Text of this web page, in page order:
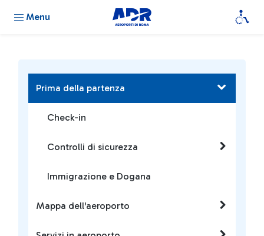
Menu
Prima della partenza
Check-in
Controlli di sicurezza
Immigrazione e Dogana
Mappa dell'aeroporto